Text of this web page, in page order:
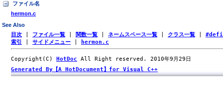
ファイル名
hermon.c
See Also
目次 ファイル一覧 関数一覧 ネームスペース一覧 クラス一覧
索引
サイドメニュー hermon.c
Copyright(C) HotDoc All Right reserved. 2010年9月29日
Generated By【A HotDocument】for Visual C++